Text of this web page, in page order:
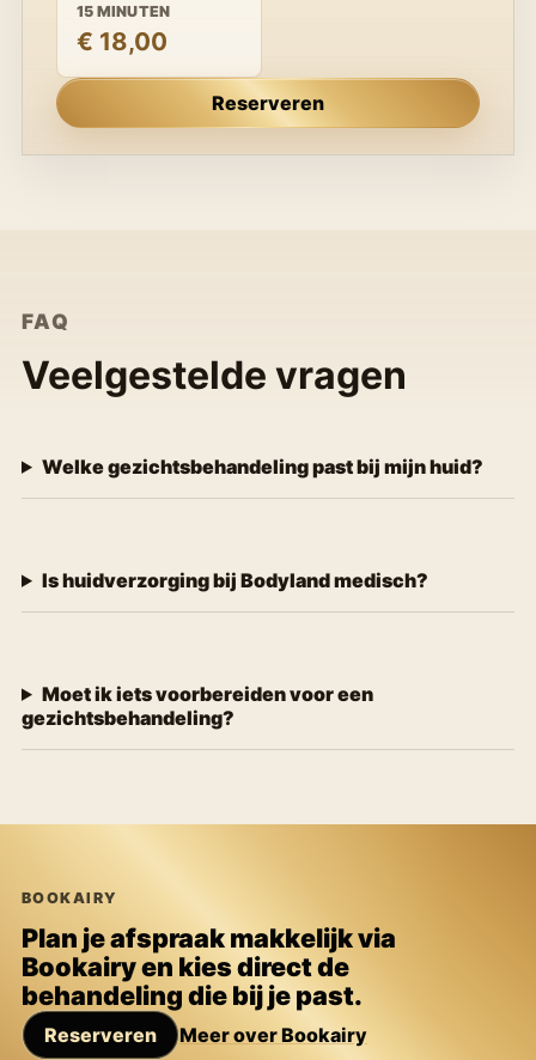
15 MINUTEN
€ 18,00
Reserveren
FAQ
Veelgestelde vragen
Welke gezichtsbehandeling past bij mijn huid?
Is huidverzorging bij Bodyland medisch?
Moet ik iets voorbereiden voor een
gezichtsbehandeling?
BOOKAIRY
Plan je afspraak makkelijk via
Bookairy en kies direct de
behandeling die bij je past.
Reserveren Meer over Bookairy